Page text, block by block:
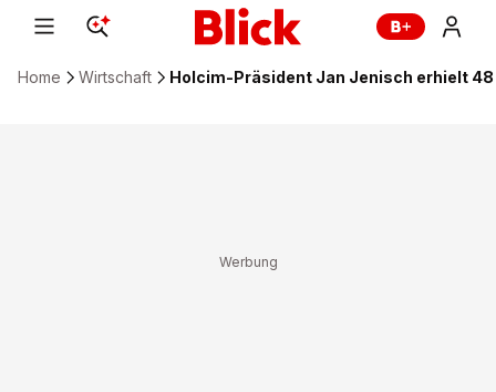
Home Wirtschaft Holcim-Präsident Jan Jenisch erhielt